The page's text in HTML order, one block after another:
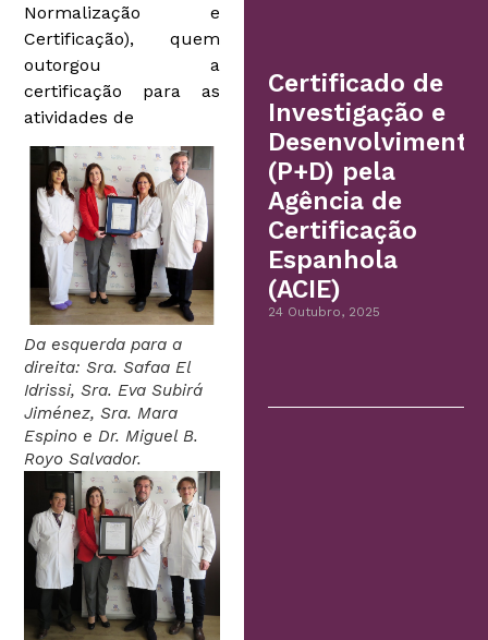
Normalização e
Certificação), quem
outorgou a
certificação para as
atividades de
Da esquerda para a
direita: Sra. Safaa El
Idrissi, Sra. Eva Subirá
Jiménez, Sra. Mara
Espino e Dr. Miguel B.
Royo Salvador.
Certificado de
Investigação e
Desenvolvimento
(P+D) pela
Agência de
Certificação
Espanhola
(ACIE)
24 Outubro, 2025